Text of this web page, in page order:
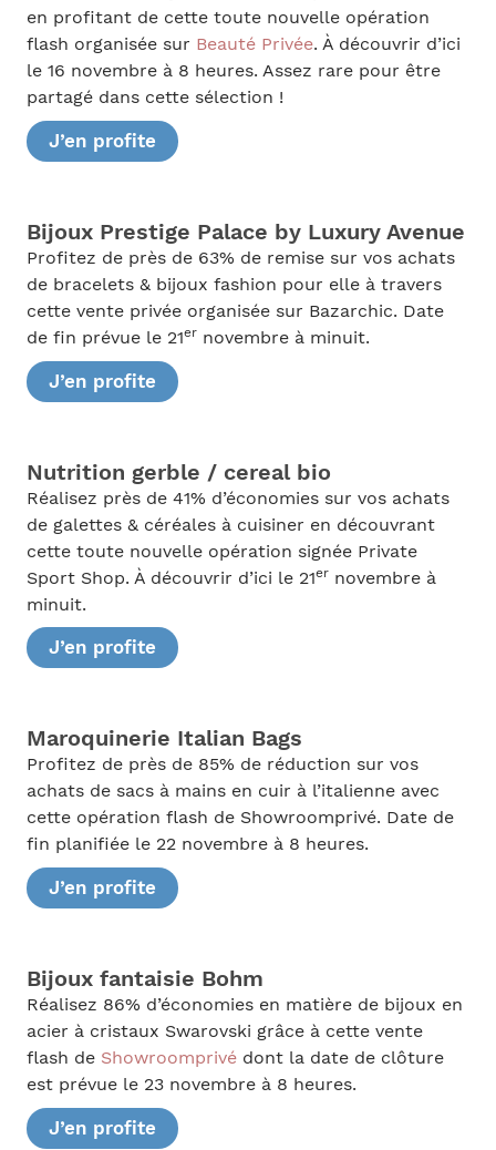
en profitant de cette toute nouvelle opération
flash organisée sur Beauté Privée. À découvrir d’ici
le 16 novembre à 8 heures. Assez rare pour être
partagé dans cette sélection !
J’en profite
Bijoux Prestige Palace by Luxury Avenue
Profitez de près de 63% de remise sur vos achats
de bracelets & bijoux fashion pour elle à travers
cette vente privée organisée sur Bazarchic. Date
de fin prévue le 21ernovembre à minuit.
J’en profite
Nutrition gerble / cereal bio
Réalisez près de 41% d’économies sur vos achats
de galettes & céréales à cuisiner en découvrant
cette toute nouvelle opération signée Private
Sport Shop. À découvrir d’ici le 21ernovembre à
minuit.
J’en profite
Maroquinerie Italian Bags
Profitez de près de 85% de réduction sur vos
achats de sacs à mains en cuir à l’italienne avec
cette opération flash de Showroomprivé. Date de
fin planifiée le 22 novembre à 8 heures.
J’en profite
Bijoux fantaisie Bohm
Réalisez 86% d’économies en matière de bijoux en
acier à cristaux Swarovski grâce à cette vente
flash de Showroomprivédont la date de clôture
est prévue le 23 novembre à 8 heures.
J’en profite